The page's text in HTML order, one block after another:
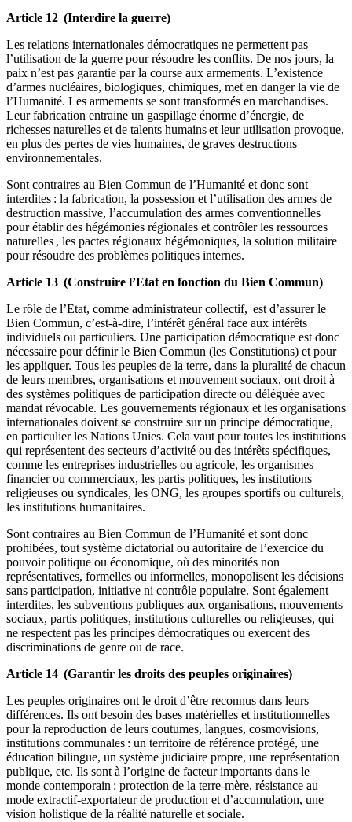
Article 12 (Interdire la guerre)
Les relations internationales démocratiques ne permettent pas
l’utilisation de la guerre pour résoudre les conflits. De nos jours, la
paix n’est pas garantie par la course aux armements. L’existence
d’armes nucléaires, biologiques, chimiques, met en danger la vie de
l’Humanité. Les armements se sont transformés en marchandises.
Leur fabrication entraine un gaspillage énorme d’énergie, de
richesses naturelles et de talents humains et leur utilisation provoque,
en plus des pertes de vies humaines, de graves destructions
environnementales.
Sont contraires au Bien Commun de l’Humanité et donc sont
interdites : la fabrication, la possession et l’utilisation des armes de
destruction massive, l’accumulation des armes conventionnelles
pour établir des hégémonies régionales et contrôler les ressources
naturelles , les pactes régionaux hégémoniques, la solution militaire
pour résoudre des problèmes politiques internes.
Article 13 (Construire l’Etat en fonction du Bien Commun)
Le rôle de l’Etat, comme administrateur collectif, est d’assurer le
Bien Commun, c’est-à-dire, l’intérêt général face aux intérêts
individuels ou particuliers. Une participation démocratique est donc
nécessaire pour définir le Bien Commun (les Constitutions) et pour
les appliquer. Tous les peuples de la terre, dans la pluralité de chacun
de leurs membres, organisations et mouvement sociaux, ont droit à
des systèmes politiques de participation directe ou déléguée avec
mandat révocable. Les gouvernements régionaux et les organisations
internationales doivent se construire sur un principe démocratique,
en particulier les Nations Unies. Cela vaut pour toutes les institutions
qui représentent des secteurs d’activité ou des intérêts spécifiques,
comme les entreprises industrielles ou agricole, les organismes
financier ou commerciaux, les partis politiques, les institutions
religieuses ou syndicales, les ONG, les groupes sportifs ou culturels,
les institutions humanitaires.
Sont contraires au Bien Commun de l’Humanité et sont donc
prohibées, tout système dictatorial ou autoritaire de l’exercice du
pouvoir politique ou économique, où des minorités non
représentatives, formelles ou informelles, monopolisent les décisions
sans participation, initiative ni contrôle populaire. Sont également
interdites, les subventions publiques aux organisations, mouvements
sociaux, partis politiques, institutions culturelles ou religieuses, qui
ne respectent pas les principes démocratiques ou exercent des
discriminations de genre ou de race.
Article 14 (Garantir les droits des peuples originaires)
Les peuples originaires ont le droit d’être reconnus dans leurs
différences. Ils ont besoin des bases matérielles et institutionnelles
pour la reproduction de leurs coutumes, langues, cosmovisions,
institutions communales : un territoire de référence protégé, une
éducation bilingue, un système judiciaire propre, une représentation
publique, etc. Ils sont à l’origine de facteur importants dans le
monde contemporain : protection de la terre-mère, résistance au
mode extractif-exportateur de production et d’accumulation, une
vision holistique de la réalité naturelle et sociale.